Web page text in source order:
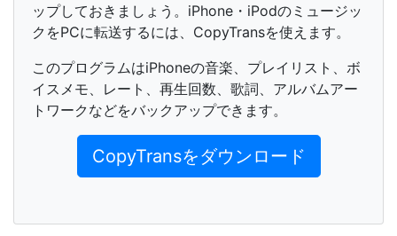
ップしておきましょう。iPhone・iPodのミュージッ
クをPCに転送するには、CopyTransを使えます。
このプログラムはiPhoneの音楽、プレイリスト、ボ
イスメモ、レート、再生回数、歌詞、アルバムアー
トワークなどをバックアップできます。
CopyTransをダウンロード